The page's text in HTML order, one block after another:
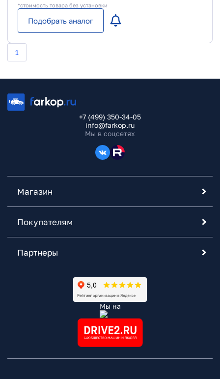
*стоимость товара без установки
Подобрать аналог
1
+7 (499) 350-34-05
info@farkop.ru
Мы в соцсетях
Магазин
Покупателям
Партнеры
Мы на